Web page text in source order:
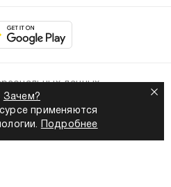
Зачем?
применяются
Подробнее
данных